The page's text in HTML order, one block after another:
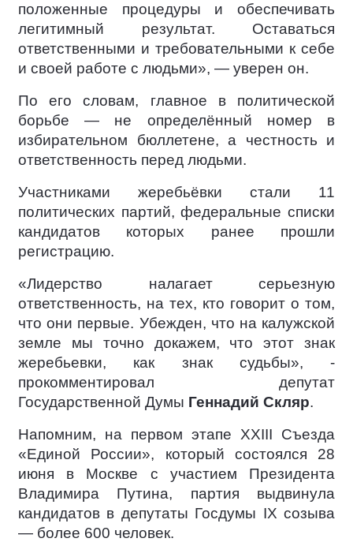
положенные процедуры и обеспечивать
легитимный результат. Оставаться
ответственными и требовательными к себе
и своей работе с людьми», — уверен он.
По его словам, главное в политической
борьбе — не определённый номер в
избирательном бюллетене, а честность и
ответственность перед людьми.
Участниками жеребьёвки стали 11
политических партий, федеральные списки
кандидатов которых ранее прошли
регистрацию.
«Лидерство налагает серьезную
ответственность, на тех, кто говорит о том,
что они первые. Убежден, что на калужской
земле мы точно докажем, что этот знак
жеребьевки, как знак судьбы», -
прокомментировал депутат
Государственной Думы Геннадий Скляр.
Напомним, на первом этапе XXIII Съезда
«Единой России», который состоялся 28
июня в Москве с участием Президента
Владимира Путина, партия выдвинула
кандидатов в депутаты Госдумы IX созыва
— более 600 человек.